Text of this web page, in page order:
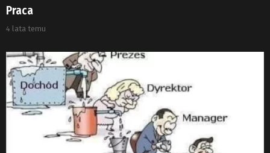
Praca
4 lata temu